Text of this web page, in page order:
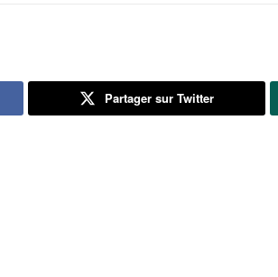
Partager sur Twitter